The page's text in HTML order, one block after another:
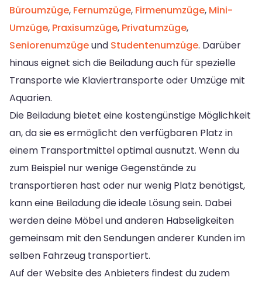
Büroumzüge, Fernumzüge, Firmenumzüge, Mini-
Umzüge, Praxisumzüge, Privatumzüge,
Seniorenumzügeund Studentenumzüge. Darüber
hinaus eignet sich die Beiladung auch für spezielle
Transporte wie Klaviertransporte oder Umzüge mit
Aquarien.
Die Beiladung bietet eine kostengünstige Möglichkeit
an, da sie es ermöglicht den verfügbaren Platz in
einem Transportmittel optimal ausnutzt. Wenn du
zum Beispiel nur wenige Gegenstände zu
transportieren hast oder nur wenig Platz benötigst,
kann eine Beiladung die ideale Lösung sein. Dabei
werden deine Möbel und anderen Habseligkeiten
gemeinsam mit den Sendungen anderer Kunden im
selben Fahrzeug transportiert.
Auf der Website des Anbieters findest du zudem